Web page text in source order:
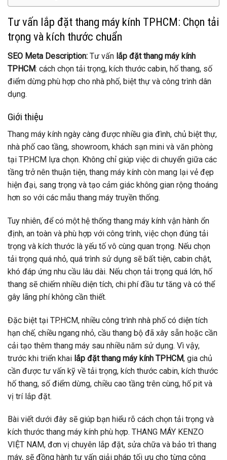
Tư vấn lắp đặt thang máy kính TPHCM: Chọn tải
trọng và kích thước chuẩn
SEO Meta Description: Tư vấn lắp đặt thang máy kính
TPHCM: cách chọn tải trọng, kích thước cabin, hố thang, số
điểm dừng phù hợp cho nhà phố, biệt thự và công trình dân
dụng.
Giới thiệu
Thang máy kính ngày càng được nhiều gia đình, chủ biệt thự,
nhà phố cao tầng, showroom, khách sạn mini và văn phòng
tại TP.HCM lựa chọn. Không chỉ giúp việc di chuyển giữa các
tầng trở nên thuận tiện, thang máy kính còn mang lại vẻ đẹp
hiện đại, sang trọng và tạo cảm giác không gian rộng thoáng
hơn so với các mẫu thang máy truyền thống.
Tuy nhiên, để có một hệ thống thang máy kính vận hành ổn
định, an toàn và phù hợp với công trình, việc chọn đúng tải
trọng và kích thước là yếu tố vô cùng quan trọng. Nếu chọn
tải trọng quá nhỏ, quá trình sử dụng sẽ bất tiện, cabin chật,
khó đáp ứng nhu cầu lâu dài. Nếu chọn tải trọng quá lớn, hố
thang sẽ chiếm nhiều diện tích, chi phí đầu tư tăng và có thể
gây lãng phí không cần thiết.
Đặc biệt tại TP.HCM, nhiều công trình nhà phố có diện tích
hạn chế, chiều ngang nhỏ, cầu thang bộ đã xây sẵn hoặc cần
cải tạo thêm thang máy sau nhiều năm sử dụng. Vì vậy,
trước khi triển khai lắp đặt thang máy kính TPHCM, gia chủ
cần được tư vấn kỹ về tải trọng, kích thước cabin, kích thước
hố thang, số điểm dừng, chiều cao tầng trên cùng, hố pit và
vị trí lắp đặt.
Bài viết dưới đây sẽ giúp bạn hiểu rõ cách chọn tải trọng và
kích thước thang máy kính phù hợp. THANG MÁY KENZO
VIỆT NAM, đơn vị chuyên lắp đặt, sửa chữa và bảo trì thang
máy, sẽ đồng hành tư vấn giải pháp tối ưu cho từng công